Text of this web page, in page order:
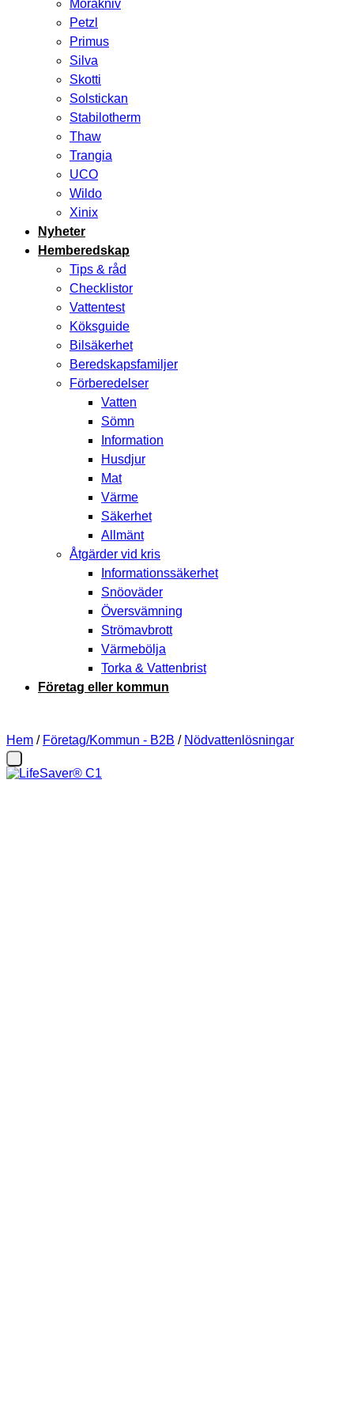
Morakniv
Petzl
Primus
Silva
Skotti
Solstickan
Stabilotherm
Thaw
Trangia
UCO
Wildo
Xinix
Nyheter
Hemberedskap
Tips & råd
Checklistor
Vattentest
Köksguide
Bilsäkerhet
Beredskapsfamiljer
Förberedelser
Vatten
Sömn
Information
Husdjur
Mat
Värme
Säkerhet
Allmänt
Åtgärder vid kris
Informationssäkerhet
Snöoväder
Översvämning
Strömavbrott
Värmebölja
Torka & Vattenbrist
Företag eller kommun
Hem / Företag/Kommun - B2B / Nödvattenlösningar